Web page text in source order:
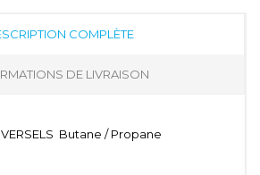
COMPLÈTE
DE LIVRAISON
Butane / Propane